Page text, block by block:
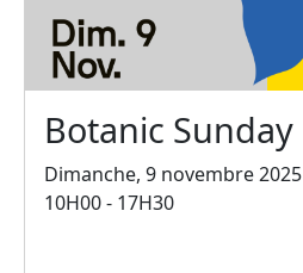
Botanic Sunday
Dimanche, 9 novembre 2025
10H00 - 17H30